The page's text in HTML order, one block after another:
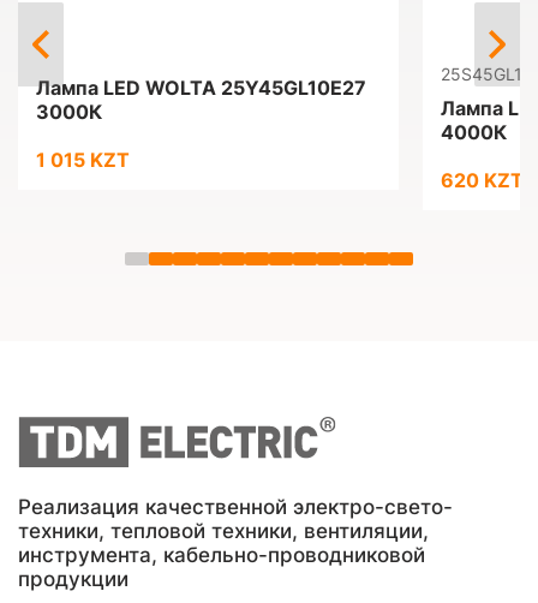
Лампа LED WOLTA 25Y45GL10E27
3000К
1 015 KZT
Лампа
4000К
620 KZT
Реализация качественной электро-свето-
техники, тепловой техники, вентиляции,
инструмента, кабельно-проводниковой
продукции